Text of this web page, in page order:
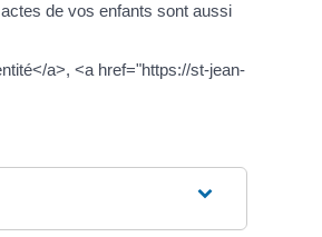
de vos enfants sont aussi
a>, <a href="https://st-jean-